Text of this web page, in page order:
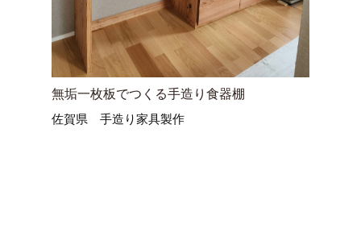
無垢一枚板でつくる手造り食器棚
佐賀県 手造り家具製作